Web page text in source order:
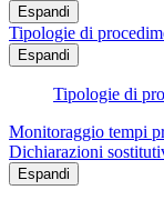
Espandi
Tipologie di
Espandi
Tipologie di
Monitoraggio tempi
Dichiarazioni
Espandi